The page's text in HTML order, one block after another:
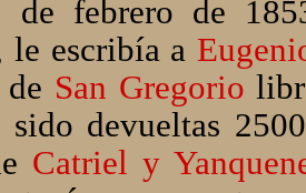
de febrero de
le escribía a
San Gregorio
devueltas
Catriel y